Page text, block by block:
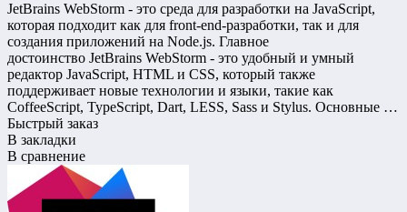
JetBrains WebStorm - это среда для разработки на JavaScript,
которая подходит как для front-end-разработки, так и для
создания приложений на Node.js. Главное
достоинство JetBrains WebStorm - это удобный и умный
редактор JavaSсript, HTML и CSS, который также
поддерживает новые технологии и языки, такие как
CoffeeScript, TypeScript, Dart, LESS, Sass и Stylus. Основные …
Быстрый заказ
В закладки
В сравнение